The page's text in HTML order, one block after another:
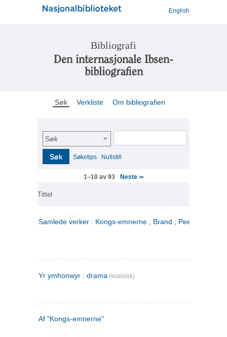
English
Bibliografi
Den internasjonale Ibsen-
bibliografien
Søk Verkliste Om bibliografien
Søk
Søk Søketips Nullstill
1–10 av 93 Neste>>
Tittel
Samlede verker : Kongs-emnerne ; Brand ; Peer Gynt. 2
Yr ymhonwyr : drama (walisisk)
Af "Kongs-emnerne"